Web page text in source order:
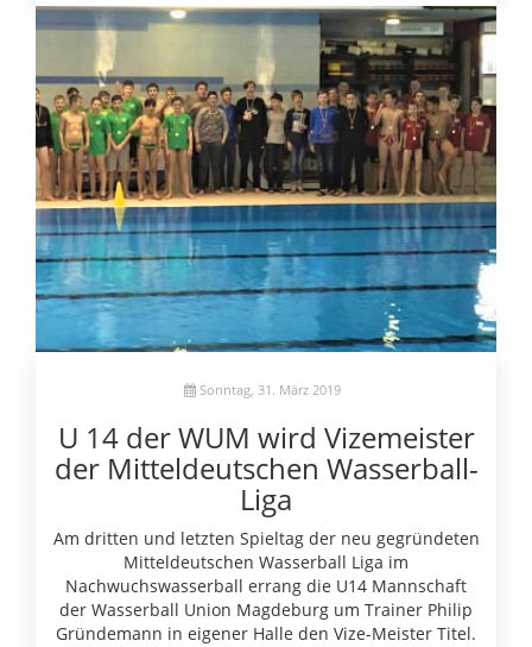
Sonntag, 31. März 2019
U 14 der WUM wird Vizemeister
der Mitteldeutschen Wasserball-
Liga
Am dritten und letzten Spieltag der neu gegründeten
Mitteldeutschen Wasserball Liga im
Nachwuchswasserball errang die U14 Mannschaft
der Wasserball Union Magdeburg um Trainer Philip
Gründemann in eigener Halle den Vize-Meister Titel.